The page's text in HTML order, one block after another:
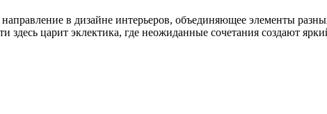
в дизайне интерьеров, объединяющее элементы
здесь царит эклектика, где неожиданные сочетания создают